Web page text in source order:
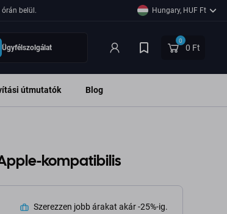
belül. Hungary, HUF Ft
Ügyfélszolgálat
0
0 Ft
útmutatók Blog
kompatibilis
Szerezzen jobb árakat akár -25%-ig.